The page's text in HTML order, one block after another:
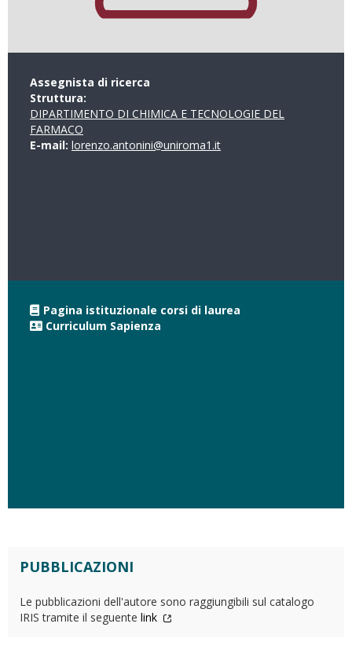
Assegnista di ricerca
Struttura:
DIPARTIMENTO DI CHIMICA E TECNOLOGIE DEL
FARMACO
E-mail: lorenzo.antonini@uniroma1.it
Pagina istituzionale corsi di laurea
Curriculum Sapienza
PUBBLICAZIONI
Le pubblicazioni dell'autore sono raggiungibili sul catalogo
IRIS tramite il seguente link